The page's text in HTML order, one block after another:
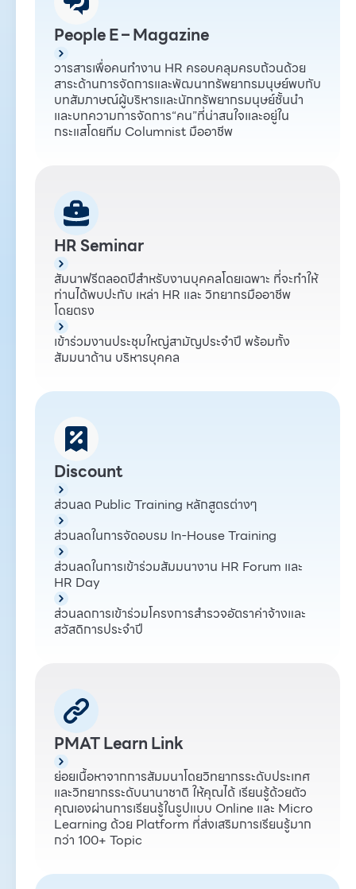
People E – Magazine
วารสารเพื่อคนทำงาน HR ครอบคลุมครบถ้วนด้วย
สาระด้านการจัดการและพัฒนาทรัพยากรมนุษย์พบกับ
บทสัมภาษณ์ผู้บริหารและนักทรัพยากรมนุษย์ชั้นนำ
และบทความการจัดการ“คน”ที่น่าสนใจและอยู่ใน
กระแสโดยทีม Columnist มืออาชีพ
HR Seminar
สัมนาฟรีตลอดปีสำหรับงานบุคคลโดยเฉพาะ ที่จะทำให้
ท่านได้พบปะกับ เหล่า HR และ วิทยากรมืออาชีพ
โดยตรง
เข้าร่วมงานประชุมใหญ่สามัญประจำปี พร้อมทั้ง
สัมมนาด้าน บริหารบุคคล
Discount
ส่วนลด Public Training หลักสูตรต่างๆ
ส่วนลดในการจัดอบรม In-House Training
ส่วนลดในการเข้าร่วมสัมมนางาน HR Forum และ
HR Day
ส่วนลดการเข้าร่วมโครงการสำรวจอัตราค่าจ้างและ
สวัสดิการประจำปี
PMAT Learn Link
ย่อยเนื้อหาจากการสัมมนาโดยวิทยากรระดับประเทศ
และวิทยากรระดับนานาชาติ ให้คุณได้ เรียนรู้ด้วยตัว
คุณเองผ่านการเรียนรู้ในรูปแบบ Online และ Micro
Learning ด้วย Platform ที่ส่งเสริมการเรียนรู้มาก
กว่า 100+ Topic